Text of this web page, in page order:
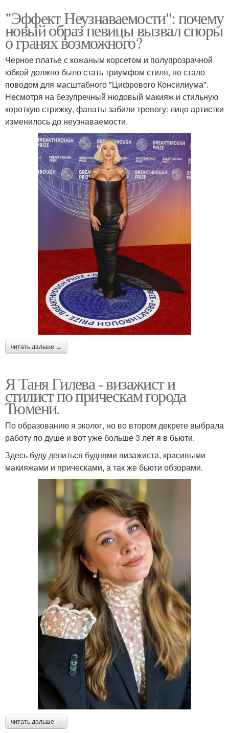
"Эффект Неузнаваемости": почему
новый образ певицы вызвал споры
о гранях возможного?
Черное платье с кожаным корсетом и полупрозрачной
юбкой должно было стать триумфом стиля, но стало
поводом для масштабного "Цифрового Консилиума".
Несмотря на безупречный нюдовый макияж и стильную
короткую стрижку, фанаты забили тревогу: лицо артистки
изменилось до неузнаваемости.
читать дальше →
Я Таня Гилева - визажист и
стилист по прическам города
Тюмени.
По образованию я эколог, но во втором декрете выбрала
работу по душе и вот уже больше 3 лет я в бьюти.
Здесь буду делиться буднями визажиста, красивыми
макияжами и прическами, а так же бьюти обзорами.
читать дальше →